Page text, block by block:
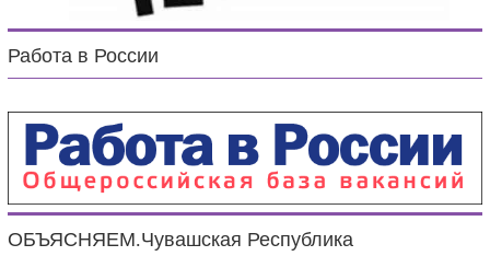
Работа в России
ОБЪЯСНЯЕМ.Чувашская Республика